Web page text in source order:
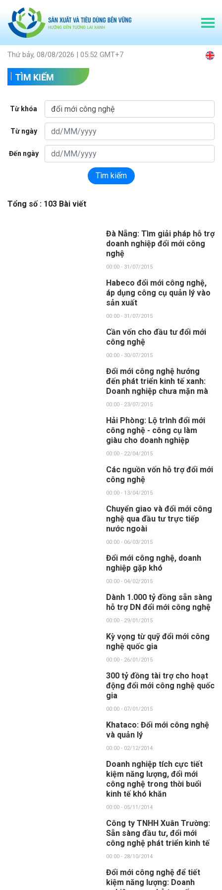
Thứ bảy, 08/08/2026 | 05:52 GMT+7
TÌM KIẾM
Từ khóa
Từ ngày
Đến ngày
Tìm kiếm
Tổng số : 103 Bài viết
Đà Nẵng: Tìm giải pháp hỗ trợ
doanh nghiệp đổi mới công
nghệ
00:00 - 31/07/2015
Habeco đổi mới công nghệ,
áp dụng công cụ quản lý vào
sản xuất
00:00 - 31/07/2015
Cần vốn cho đầu tư đổi mới
công nghệ
00:00 - 30/07/2015
Đổi mới công nghệ hướng
đến phát triển kinh tế xanh:
Doanh nghiệp chưa mặn mà
00:00 - 23/07/2015
Hải Phòng: Lộ trình đổi mới
công nghệ - công cụ làm
giàu cho doanh nghiệp
00:00 - 22/04/2015
Các nguồn vốn hỗ trợ đổi mới
công nghệ
00:00 - 13/04/2015
Chuyển giao và đổi mới công
nghệ qua đầu tư trực tiếp
nước ngoài
00:00 - 06/03/2015
Đổi mới công nghệ, doanh
nghiệp gặp khó
00:00 - 04/02/2015
Dành 1.000 tỷ đồng sẵn sàng
hỗ trợ DN đổi mới công nghệ
00:00 - 29/01/2015
Kỳ vọng từ quỹ đổi mới công
nghệ quốc gia
00:00 - 26/01/2015
300 tỷ đồng tài trợ cho hoạt
động đổi mới công nghệ quốc
gia
00:00 - 07/01/2015
Khataco: Đổi mới công nghệ
và quản lý
00:00 - 02/12/2014
Doanh nghiệp tích cực tiết
kiệm năng lượng, đổi mới
công nghệ trong thời buổi
kinh tế khó khăn
00:00 - 05/11/2014
Công ty TNHH Xuân Trường:
Sẵn sàng đầu tư, đổi mới
công nghệ phát triển kinh tế
00:00 - 28/10/2014
Đổi mới công nghệ để tiết
kiệm năng lượng: Doanh